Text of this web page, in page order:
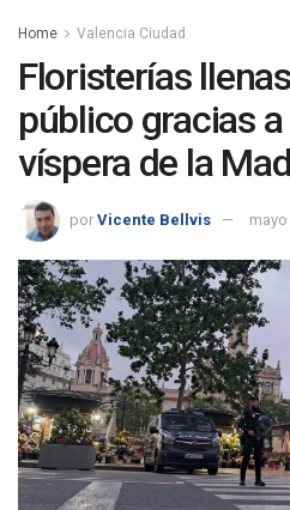
Home Valencia Ciudad
Floristerías
público gracias
víspera de la
por Vicente Bellvis